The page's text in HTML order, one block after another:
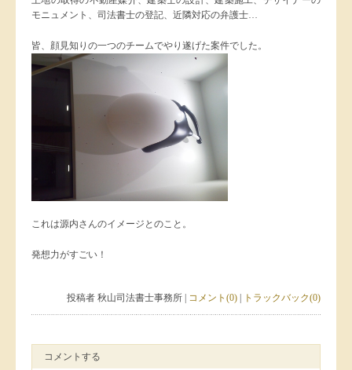
モニュメント、司法書士の登記、近隣対応の弁護士…
皆、顔見知りの一つのチームでやり遂げた案件でした。
これは源内さんのイメージとのこと。
発想力がすごい！
投稿者 秋山司法書士事務所 | コメント(0) トラックバック(0)
コメントする